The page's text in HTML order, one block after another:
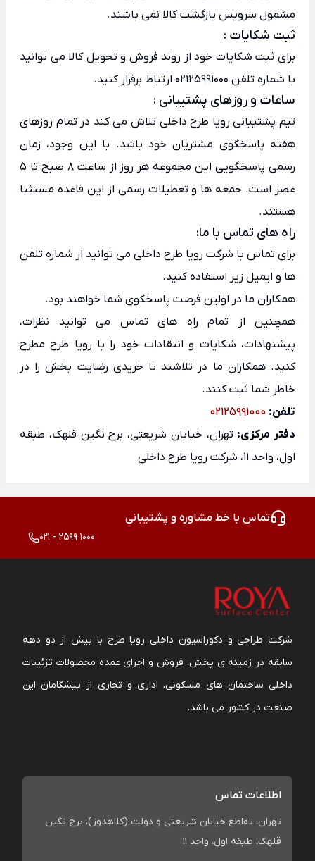
مشمول سرویس بازگشت کالا نمی باشند.
ثبت شکایات :
برای ثبت شکایات خود از روند فروش و تحویل کالا می توانید
با شماره تلفن 02125991000 ارتباط برقرار کنید.
ساعات و روزهای پشتیبانی :
تیم پشتیبانی رویا طرح داخلی تلاش می کند در تمام روزهای
هفته پاسخگوی مشتریان خود باشد. با این وجود، زمان
رسمی پاسخگویی این مجموعه هر روز از ساعت 8 صبح تا 5
عصر است. جمعه ها و تعطیلات رسمی از این قاعده مستثنا
هستند.
راه های تماس با ما:
برای تماس با شرکت رویا طرح داخلی می توانید از شماره تلفن
ها و ایمیل زیر استفاده کنید.
همکاران ما در اولین فرصت پاسخگوی شما خواهند بود.
همچنین از تمام راه های تماس می توانید نظرات،
پیشنهادات، شکایات و انتقادات خود را با رویا طرح مطرح
کنید. همکاران ما در تلاشند تا خریدی رضایت بخش را در
خاطر شما ثبت کنند.
تلفن: 02125991000
دفتر مرکزی: تهران، خیابان شریعتی، برج نگین قلهک، طبقه
اول، واحد 11، شرکت رویا طرح داخلی
تماس با خط مشاوره و پشتیبانی
021 - 2599 1000
شرکت طراحی و دکوراسیون داخلی رویا طرح با بیش از دو دهه
سابقه در زمینه ی پخش، فروش و اجرای عمده محصولات تزئینات
داخلی ساختمان های مسکونی، اداری و تجاری از پیشگامان این
صنعت در کشور می باشد.
اطلاعات تماس
تهران، تقاطع خیابان شریعتی و دولت (کلاهدوز)، برج نگین
قلهک، طبقه اول، واحد 11